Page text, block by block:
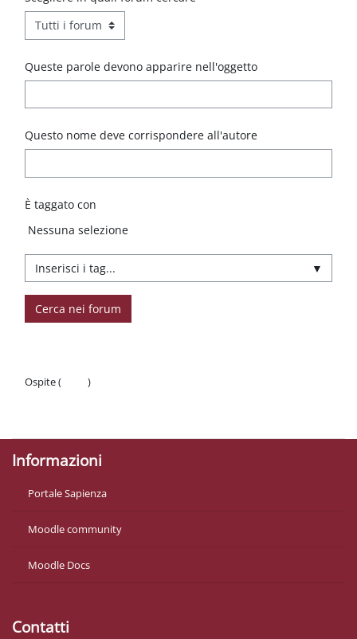
Queste parole devono apparire nell'oggetto
Questo nome deve corrispondere all'autore
È taggato con
Elementi selezionati:
Nessuna selezione
▼
Cerca nei forum
Ospite (
)
Informazioni
Portale Sapienza
Moodle community
Moodle Docs
Contatti